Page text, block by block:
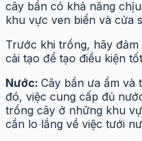
cây bần có khả năng
khu vực ven biển và cửa
Trước khi trồng, hãy
cải tạo để tạo điều kiện
Nước: Cây bần ưa ẩm và
đó, việc cung cấp đủ
trồng cây ở những khu
cần lo lắng về việc tưới